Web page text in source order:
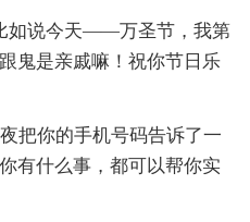
如说今天——万圣节，我第
鬼是亲戚嘛！祝你节日乐
把你的手机号码告诉了一
有什么事，都可以帮你实